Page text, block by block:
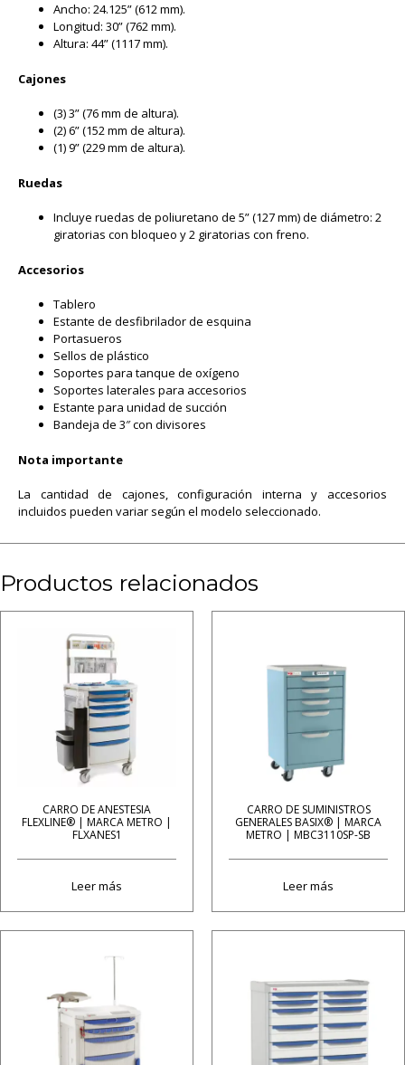
Ancho: 24.125” (612 mm).
Longitud: 30” (762 mm).
Altura: 44” (1117 mm).
Cajones
(3) 3” (76 mm de altura).
(2) 6” (152 mm de altura).
(1) 9” (229 mm de altura).
Ruedas
Incluye ruedas de poliuretano de 5” (127 mm) de diámetro: 2
giratorias con bloqueo y 2 giratorias con freno.
Accesorios
Tablero
Estante de desfibrilador de esquina
Portasueros
Sellos de plástico
Soportes para tanque de oxígeno
Soportes laterales para accesorios
Estante para unidad de succión
Bandeja de 3″ con divisores
Nota importante
La cantidad de cajones, configuración interna y accesorios
incluidos pueden variar según el modelo seleccionado.
Productos relacionados
CARRO DE ANESTESIA
FLEXLINE® | MARCA METRO |
FLXANES1
Leer más
CARRO DE SUMINISTROS
GENERALES BASIX® | MARCA
METRO | MBC3110SP-SB
Leer más